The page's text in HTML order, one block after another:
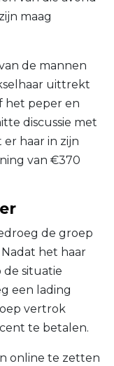
maag
de mannen
uittrekt
het peper en
discussie met
haar in zijn
van €370
de groep
het haar
de situatie
een lading
vertrok
te betalen.
online te zetten